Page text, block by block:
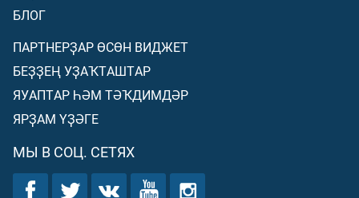
БЛОГ
ПАРТНЕРҘАР ӨСӨН ВИДЖЕТ
БЕҘҘЕҢ УҘАҠТАШТАР
ЯУАПТАР ҺӘМ ТӘҠДИМДӘР
ЯРҘАМ ҮҘӘГЕ
МЫ В СОЦ. СЕТЯХ